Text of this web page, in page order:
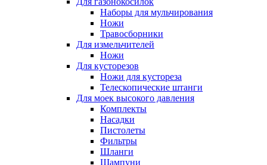
Наборы для мульчирования
Ножи
Травосборники
Для измельчителей
Ножи
Для кусторезов
Ножи для кустореза
Телескопические штанги
Для моек высокого давления
Комплекты
Насадки
Пистолеты
Фильтры
Шланги
Шампуни